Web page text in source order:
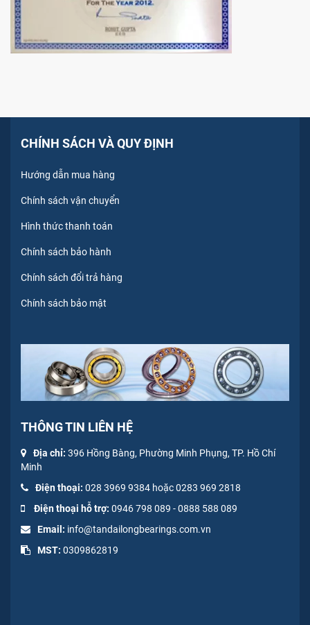
CHÍNH SÁCH VÀ QUY ĐỊNH
Hướng dẫn mua hàng
Chính sách vận chuyển
Hình thức thanh toán
Chính sách bảo hành
Chính sách đổi trả hàng
Chính sách bảo mật
THÔNG TIN LIÊN HỆ
Địa chỉ: 396 Hồng Bàng, Phường Minh Phụng, TP. Hồ Chí
Minh
Điện thoại: 028 3969 9384 hoặc 0283 969 2818
Điện thoại hỗ trợ: 0946 798 089 -0888 588 089
Email: info@tandailongbearings.com.vn
MST: 0309862819